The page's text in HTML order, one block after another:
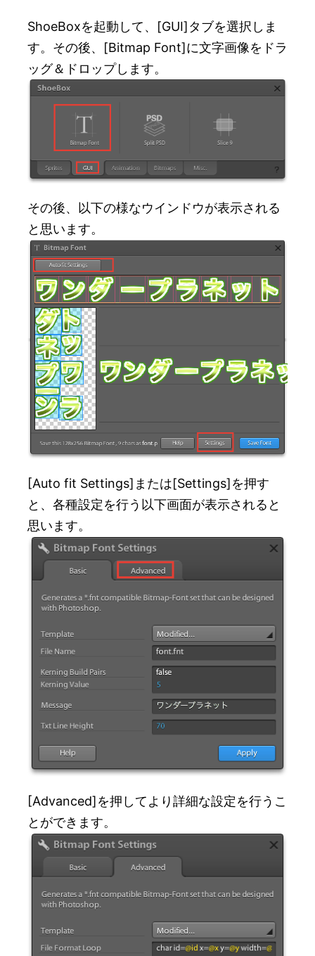
ShoeBoxを起動して、[GUI]タブを選択しま
す。その後、[Bitmap Font]に文字画像をドラ
ッグ＆ドロップします。
その後、以下の様なウインドウが表示される
と思います。
[Auto fit Settings]または[Settings]を押す
と、各種設定を行う以下画面が表示されると
思います。
[Advanced]を押してより詳細な設定を行うこ
とができます。